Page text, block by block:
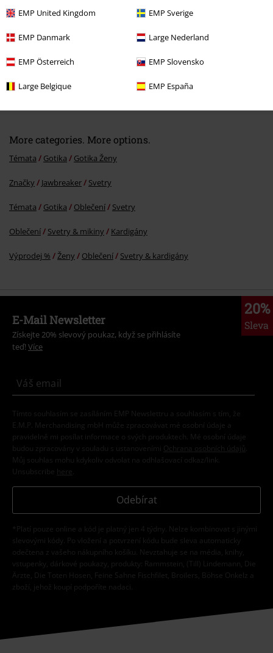
EMP United Kingdom EMP Sverige
EMP Danmark Large Nederland
EMP Österreich EMP Slovensko
Large Belgique EMP España
Kč 1.139,00
More categories. More options.
Témata Gotika Gotika Ženy
Značky Jawbreaker Svetry
Témata Gotika Oblečení Svetry
Oblečení Svetry & mikiny Kardigány
Výprodej % Ženy Oblečení Svetry & kardigány
20%
Sleva
E-Mail Newsletter
Získejte 20% slevový poukaz, když se přihlásíte
teď! Více
Tímto souhlasím se zasíláním EMP Newslettru a souhlasím s tím, že
E.M.P. Merchandising mbH může zpracovávat mé osobní údaje a
pravidelně mi posílat informace o svých produktech. Mé osobní údaje
budou zpracovány v souladu s ustanoveními
Ochrana osobních údajů
Můj souhlas mohu kdykoliv odvolat na odhlašovací odkaz/link.
Unsubscribe here
Odebírat
*Platí pouze online a kód je platný jen 4 týdny. Nelze kombinovat s jinými
slevovými kódy. Po vložení a potvrzení kódu bude sleva automaticky
odečtena z vašeho nákupního košíku. Nevztahuje se na média, knihy,
vstupenky, dárkové poukazy, produkty: Rammstein, (Till) Lindemann, Die
Ärzte, Die Toten Hosen, Feine Sahne Fischfilet, Broilers, Böhse Onkelz a
zboží, jehož koupí podpoříte nadaci.